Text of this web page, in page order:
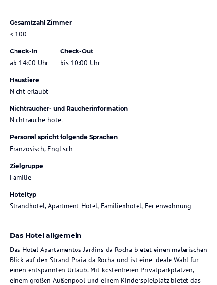
Gesamtzahl Zimmer
< 100
Check-In
ab 14:00 Uhr
Check-Out
bis 10:00 Uhr
Haustiere
Nicht erlaubt
Nichtraucher- und Raucherinformation
Nichtraucherhotel
Personal spricht folgende Sprachen
Französisch, Englisch
Zielgruppe
Familie
Hoteltyp
Strandhotel, Apartment-Hotel, Familienhotel, Ferienwohnung
Das Hotel allgemein
Das Hotel Apartamentos Jardins da Rocha bietet einen malerischen
Blick auf den Strand Praia da Rocha und ist eine ideale Wahl für
einen entspannten Urlaub. Mit kostenfreien Privatparkplätzen,
einem großen Außenpool und einem Kinderspielplatz bietet das